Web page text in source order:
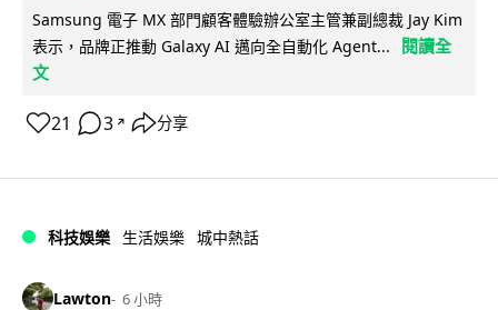
Samsung 電子 MX 部門顧客體驗辦公室主管兼副總裁 Jay Kim
表示，品牌正推動 Galaxy AI 邁向全自動化 Agent...
閱讀全
文
21 3 ↗ 分享
科技娛樂 生活娛樂 城中熱話
Lawton 6 小時